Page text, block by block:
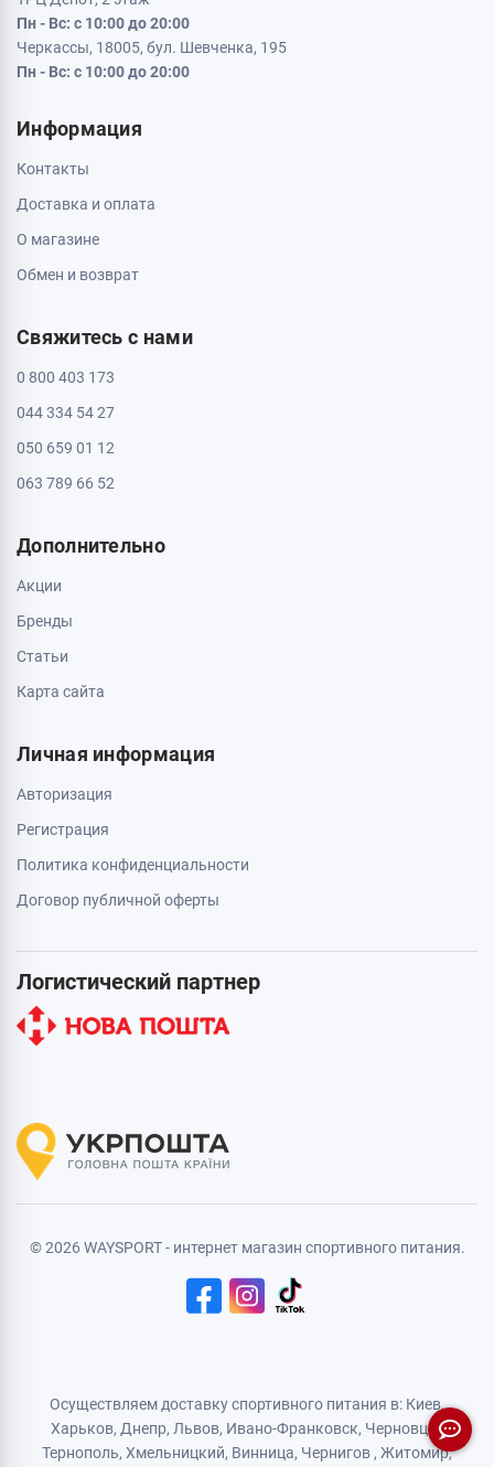
Пн - Вс: с 10:00 до 20:00
Черкассы, 18005, бул. Шевченка, 195
Пн - Вс: с 10:00 до 20:00
Информация
Контакты
Доставка и оплата
О магазине
Обмен и возврат
Свяжитесь с нами
0 800 403 173
044 334 54 27
050 659 01 12
063 789 66 52
Дополнительно
Акции
Бренды
Статьи
Карта сайта
Личная информация
Авторизация
Регистрация
Политика конфиденциальности
Договор публичной оферты
Логистический партнер
© 2026 WAYSPORT - интернет магазин спортивного питания.
Осуществляем доставку спортивного питания в: Киев,
Харьков, Днепр, Львов, Ивано-Франковск, Черновцы,
Тернополь, Хмельницкий, Винница, Чернигов , Житомир,